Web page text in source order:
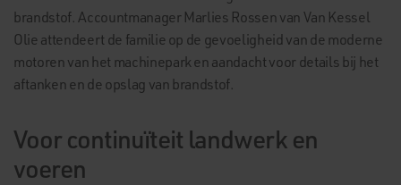
brandstof. Accountmanager Marlies Rossen van Van Kessel
Olie attendeert de familie op de gevoeligheid van de moderne
motoren van het machinepark en aandacht voor details bij het
aftanken en de opslag van brandstof.
Voor continuïteit landwerk en
voeren